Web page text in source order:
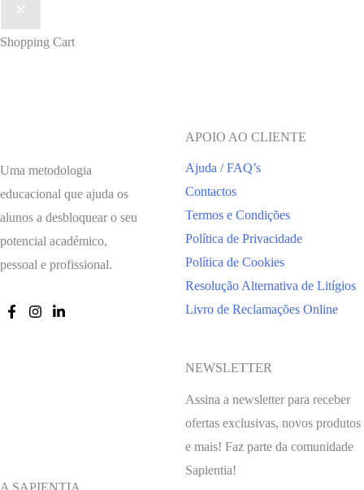
Shopping Cart
Uma metodologia
educacional que ajuda os
alunos a desbloquear o seu
potencial académico,
pessoal e profissional.
APOIO AO CLIENTE
Ajuda / FAQ’s
Contactos
Termos e Condições
Política de Privacidade
Política de Cookies
Resolução Alternativa de Litígios
Livro de Reclamações Online
A SAPIENTIA
NEWSLETTER
Assina a newsletter para receber
ofertas exclusivas, novos produtos
e mais! Faz parte da comunidade
Sapientia!